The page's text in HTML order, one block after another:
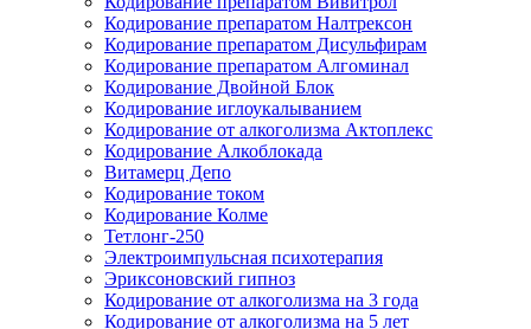
Кодирование препаратом Налтрексон
Кодирование препаратом Дисульфирам
Кодирование препаратом Алгоминал
Кодирование Двойной Блок
Кодирование иглоукалыванием
Кодирование от алкоголизма Актоплекс
Кодирование Алкоблокада
Витамерц Депо
Кодирование током
Кодирование Колме
Тетлонг-250
Электроимпульсная психотерапия
Эриксоновский гипноз
Кодирование от алкоголизма на 3 года
Кодирование от алкоголизма на 5 лет